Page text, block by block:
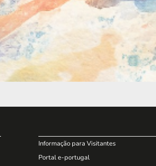
Informação para Visitantes
Portal e-portugal